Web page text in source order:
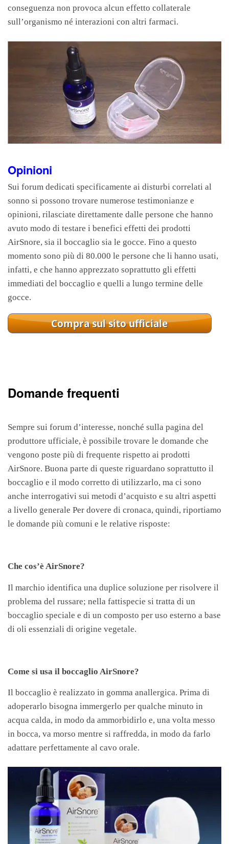
conseguenza non provoca alcun effetto collaterale
sull’organismo né interazioni con altri farmaci.
Opinioni
Sui forum dedicati specificamente ai disturbi correlati al
sonno si possono trovare numerose testimonianze e
opinioni, rilasciate direttamente dalle persone che hanno
avuto modo di testare i benefici effetti dei prodotti
AirSnore, sia il boccaglio sia le gocce. Fino a questo
momento sono più di 80.000 le persone che li hanno usati,
infatti, e che hanno apprezzato soprattutto gli effetti
immediati del boccaglio e quelli a lungo termine delle
gocce.
Domande frequenti
Sempre sui forum d’interesse, nonché sulla pagina del
produttore ufficiale, è possibile trovare le domande che
vengono poste più di frequente rispetto ai prodotti
AirSnore. Buona parte di queste riguardano soprattutto il
boccaglio e il modo corretto di utilizzarlo, ma ci sono
anche interrogativi sui metodi d’acquisto e su altri aspetti
a livello generale Per dovere di cronaca, quindi, riportiamo
le domande più comuni e le relative risposte:
Che cos’è AirSnore?
Il marchio identifica una duplice soluzione per risolvere il
problema del russare; nella fattispecie si tratta di un
boccaglio speciale e di un composto per uso esterno a base
di oli essenziali di origine vegetale.
Come si usa il boccaglio AirSnore?
Il boccaglio è realizzato in gomma anallergica. Prima di
adoperarlo bisogna immergerlo per qualche minuto in
acqua calda, in modo da ammorbidirlo e, una volta messo
in bocca, va morso mentre si raffredda, in modo da farlo
adattare perfettamente al cavo orale.